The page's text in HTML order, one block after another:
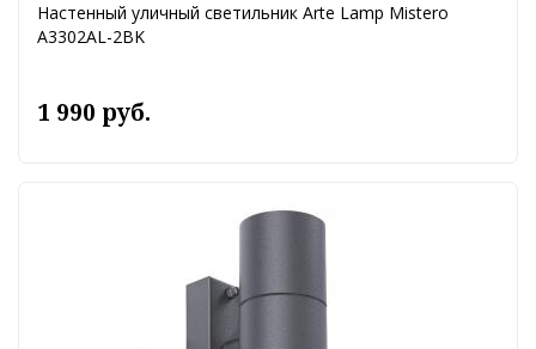
Настенный уличный светильник Arte Lamp Mistero
A3302AL-2BK
1 990 руб.